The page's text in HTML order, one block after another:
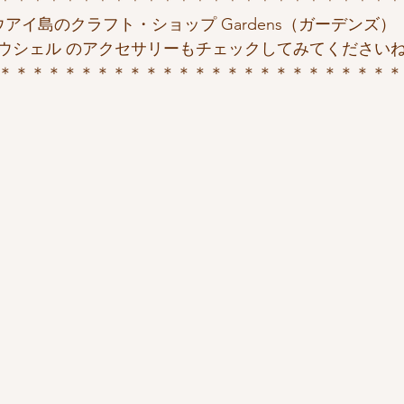
アイ島のクラフト・ショップ Gardens（ガーデンズ）
シェル のアクセサリーもチェックしてみてください
＊＊＊＊＊＊＊＊＊＊＊＊＊＊＊＊＊＊＊＊＊＊＊＊